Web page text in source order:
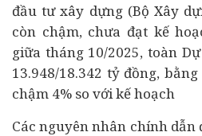
đầu tư xây dựng (Bộ Xây
còn chậm, chưa đạt kế
giữa tháng 10/2025, toàn
13.948/18.342 tỷ đồng,
chậm 4% so với kế hoạch
Các nguyên nhân chính dẫn